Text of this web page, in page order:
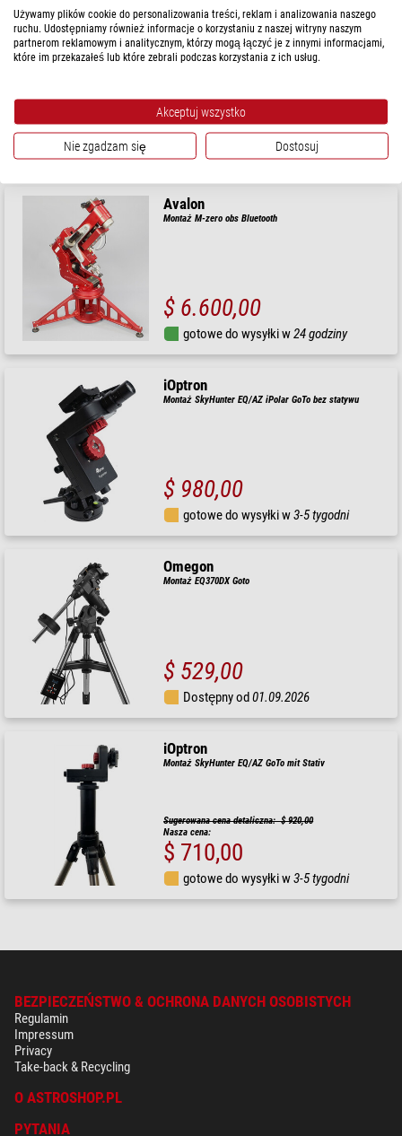
iOptron
Montaż SkyHunter EQ/AZ GoTo bez statywu
Nasza cena:
$ 550,00
gotowe do wysyłki w3-5 tygodni
Avalon
Montaż M-zero obs Bluetooth
$ 6.600,00
gotowe do wysyłki w24 godziny
iOptron
Montaż SkyHunter EQ/AZ iPolar GoTo bez statywu
$ 980,00
gotowe do wysyłki w3-5 tygodni
Omegon
Montaż EQ370DX Goto
$ 529,00
Dostępny od01.09.2026
iOptron
Montaż SkyHunter EQ/AZ GoTo mit Stativ
Sugerowana cena detaliczna: $ 920,00
Nasza cena:
$ 710,00
gotowe do wysyłki w3-5 tygodni
BEZPIECZEŃSTWO & OCHRONA DANYCH OSOBISTYCH
Regulamin
Impressum
Privacy
Take-back & Recycling
O ASTROSHOP.PL
PYTANIA
Używamy plików cookie do personalizowania treści, reklam i analizowania naszego
ruchu. Udostępniamy również informacje o korzystaniu z naszej witryny naszym
partnerom reklamowym i analitycznym, którzy mogą łączyć je z innymi informacjami,
które im przekazałeś lub które zebrali podczas korzystania z ich usług.
Akceptuj wszystko
Nie zgadzam się Dostosuj